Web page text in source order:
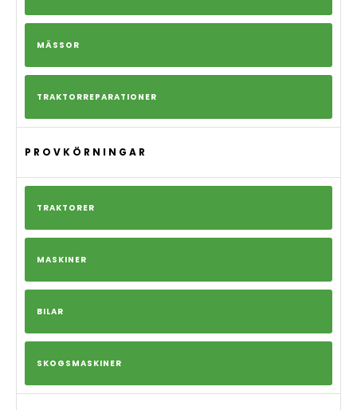
MÄSSOR
TRAKTORREPARATIONER
PROVKÖRNINGAR
TRAKTORER
MASKINER
BILAR
SKOGSMASKINER